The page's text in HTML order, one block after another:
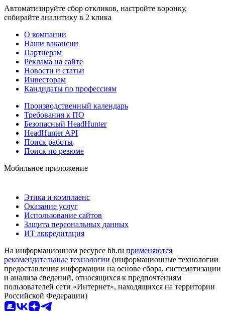
Автоматизируйте сбор откликов, настройте воронку,
собирайте аналитику в 2 клика
О компании
Наши вакансии
Партнерам
Реклама на сайте
Новости и статьи
Инвесторам
Кандидаты по профессиям
Производственный календарь
Требования к ПО
Безопасный HeadHunter
HeadHunter API
Поиск работы
Поиск по резюме
Мобильное приложение
Этика и комплаенс
Оказание услуг
Использование сайтов
Защита персональных данных
ИТ аккредитация
На информационном ресурсе hh.ru применяются
рекомендательные технологии (информационные технологии
предоставления информации на основе сбора, систематизации
и анализа сведений, относящихся к предпочтениям
пользователей сети «Интернет», находящихся на территории
Российской Федерации)